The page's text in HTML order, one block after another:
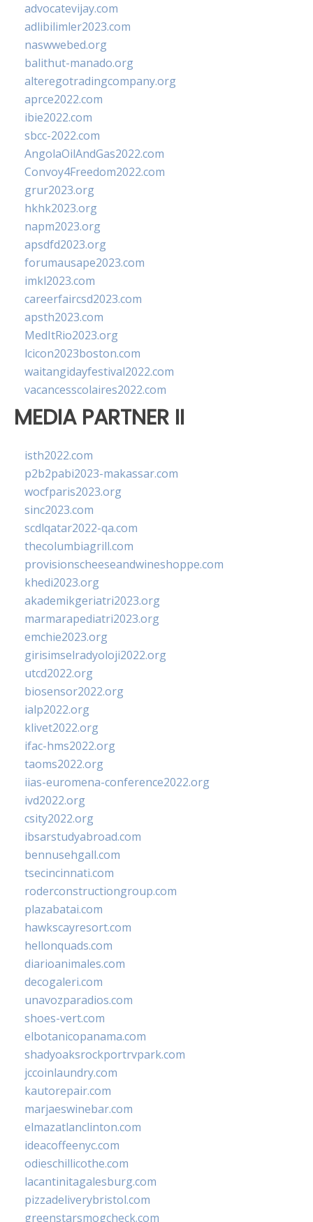
advocatevijay.com
adlibilimler2023.com
naswwebed.org
balithut-manado.org
alteregotradingcompany.org
aprce2022.com
ibie2022.com
sbcc-2022.com
AngolaOilAndGas2022.com
Convoy4Freedom2022.com
grur2023.org
hkhk2023.org
napm2023.org
apsdfd2023.org
forumausape2023.com
imkl2023.com
careerfaircsd2023.com
apsth2023.com
MedItRio2023.org
lcicon2023boston.com
waitangidayfestival2022.com
vacancesscolaires2022.com
MEDIA PARTNER II
isth2022.com
p2b2pabi2023-makassar.com
wocfparis2023.org
sinc2023.com
scdlqatar2022-qa.com
thecolumbiagrill.com
provisionscheeseandwineshoppe.com
khedi2023.org
akademikgeriatri2023.org
marmarapediatri2023.org
emchie2023.org
girisimselradyoloji2022.org
utcd2022.org
biosensor2022.org
ialp2022.org
klivet2022.org
ifac-hms2022.org
taoms2022.org
iias-euromena-conference2022.org
ivd2022.org
csity2022.org
ibsarstudyabroad.com
bennusehgall.com
tsecincinnati.com
roderconstructiongroup.com
plazabatai.com
hawkscayresort.com
hellonquads.com
diarioanimales.com
decogaleri.com
unavozparadios.com
shoes-vert.com
elbotanicopanama.com
shadyoaksrockportrvpark.com
jccoinlaundry.com
kautorepair.com
marjaeswinebar.com
elmazatlanclinton.com
ideacoffeenyc.com
odieschillicothe.com
lacantinitagalesburg.com
pizzadeliverybristol.com
greenstarsmogcheck.com